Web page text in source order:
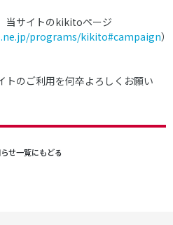
当サイトのkikitoページ
programs/kikito#campaign）
トのご利用を何卒よろしくお願い
せ一覧にもどる